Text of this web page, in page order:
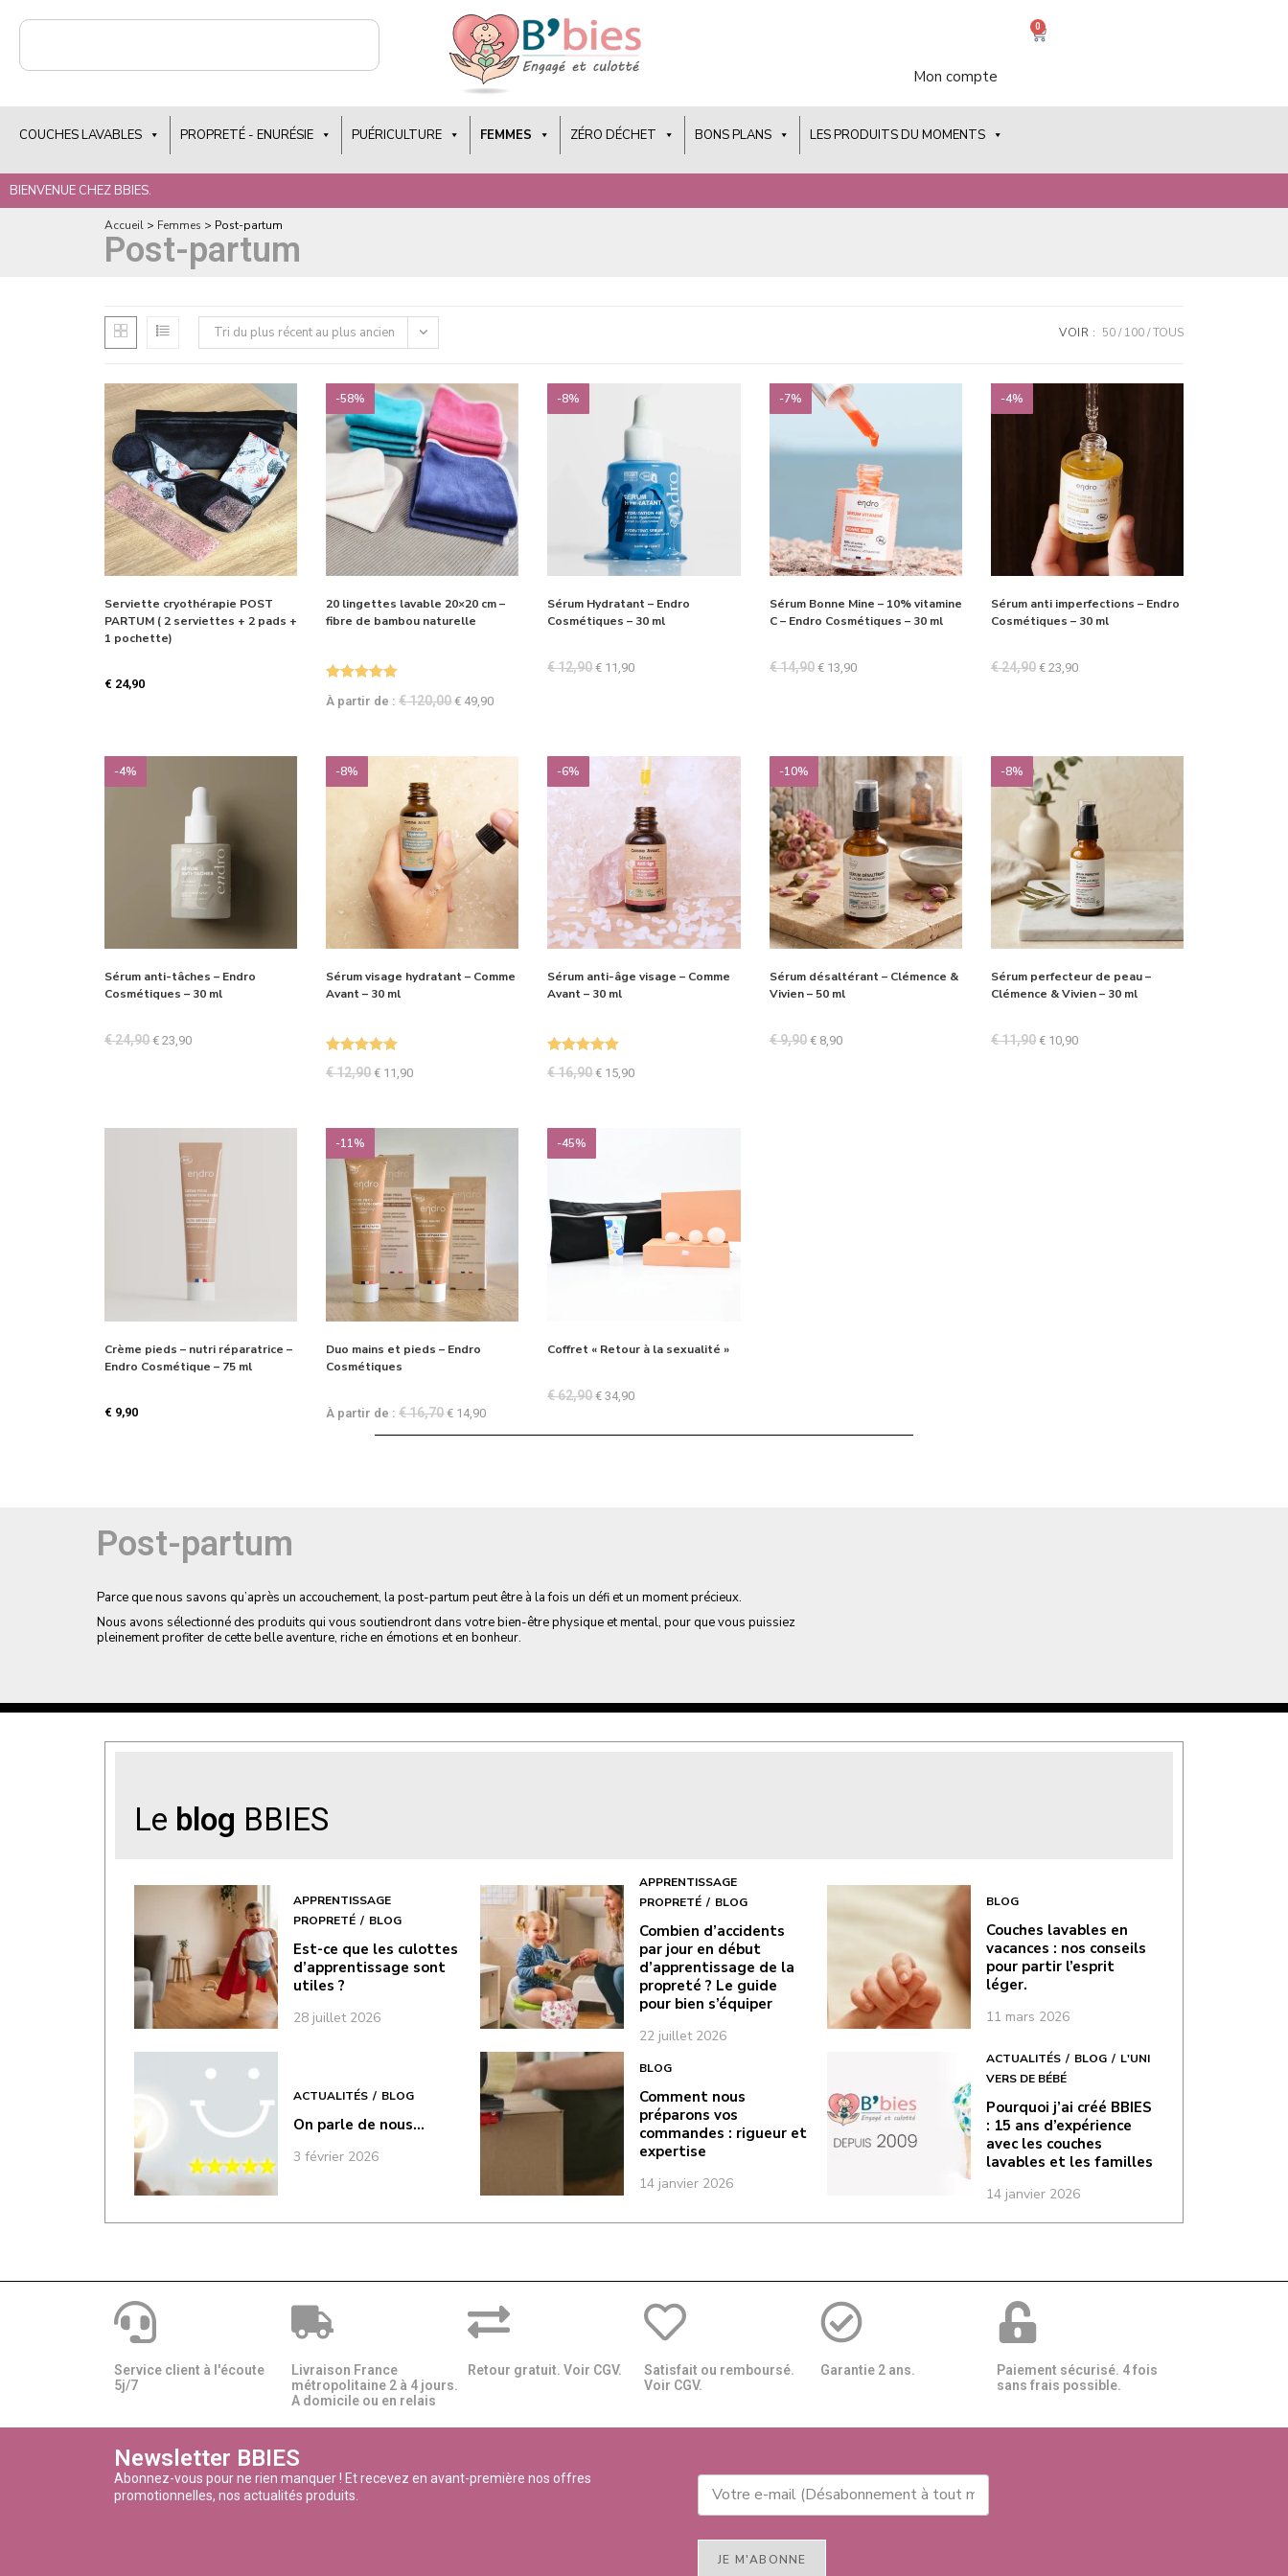
Mon compte
0
COUCHES LAVABLES PROPRETÉ - ENURÉSIE PUÉRICULTURE FEMMES ZÉRO DÉCHET BONS PLANS LES PRODUITS DU MOMENTS
BIENVENUE CHEZ BBIES.
Accueil > Femmes > Post-partum
Post-partum
Tri du plus récent au plus ancien VOIR : 50 100 TOUS
Serviette cryothérapie POST
PARTUM ( 2 serviettes + 2 pads +
1 pochette)
€ 24,90
-58%
20 lingettes lavable 20×20 cm –
fibre de bambou naturelle
sur 5
À partir de :€120,00 € 49,90
-8%
Sérum Hydratant – Endro
Cosmétiques – 30 ml
€12,90 € 11,90
-7%
Sérum Bonne Mine – 10% vitamine
C – Endro Cosmétiques – 30 ml
€14,90 €13,90
-4%
Sérum anti imperfections – Endro
Cosmétiques – 30 ml
€24,90 €23,90
-4%
Sérum anti-tâches – Endro
Cosmétiques – 30 ml
€24,90 € 23,90
-8%
Sérum visage hydratant – Comme
Avant – 30 ml
€12,90 € 11,90
-6%
Sérum anti-âge visage – Comme
Avant – 30 ml
€16,90 € 15,90
-10%
Sérum désaltérant – Clémence &
Vivien – 50 ml
€9,90 €8,90
-8%
Sérum perfecteur de peau –
Clémence & Vivien – 30 ml
€11,90 €10,90
Crème pieds – nutri réparatrice –
Endro Cosmétique – 75 ml
€ 9,90
-11%
Duo mains et pieds – Endro
Cosmétiques
À partir de :€16,70 € 14,90
-45%
Coffret « Retour à la sexualité »
€62,90 € 34,90
Post-partum
Parce que nous savons qu’après un accouchement, la post-partum peut être à la fois un défi et un moment précieux.
Nous avons sélectionné des produits qui vous soutiendront dans votre bien-être physique et mental, pour que vous puissiez
pleinement profiter de cette belle aventure, riche en émotions et en bonheur.
Le blog BBIES
APPRENTISSAGE
PROPRETÉ
BLOG
Est-ce que les culottes
d’apprentissage sont
utiles ?
28 juillet 2026
APPRENTISSAGE
PROPRETÉ
BLOG
Combien d’accidents
par jour en début
d’apprentissage de la
propreté ? Le guide
pour bien s’équiper
22 juillet 2026
BLOG
Couches lavables en
vacances : nos conseils
pour partir l’esprit
léger.
11 mars 2026
ACTUALITÉS BLOG
On parle de nous…
3 février 2026
BLOG
Comment nous
préparons vos
commandes : rigueur et
expertise
14 janvier 2026
ACTUALITÉS BLOG
L'UNI
VERS DE BÉBÉ
Pourquoi j’ai créé BBIES
: 15 ans d’expérience
avec les couches
lavables et les familles
14 janvier 2026
Service client à l'écoute
5j/7
Livraison France
métropolitaine 2 à 4 jours.
A domicile ou en relais​​
Retour gratuit. Voir CGV.
Satisfait ou remboursé.
Voir CGV.
Garantie 2 ans.
Paiement sécurisé. 4 fois
sans frais possible.
Newsletter BBIES
Abonnez-vous pour ne rien manquer ! Et recevez en avant-première nos offres
promotionnelles, nos actualités produits.
JE M'ABONNE